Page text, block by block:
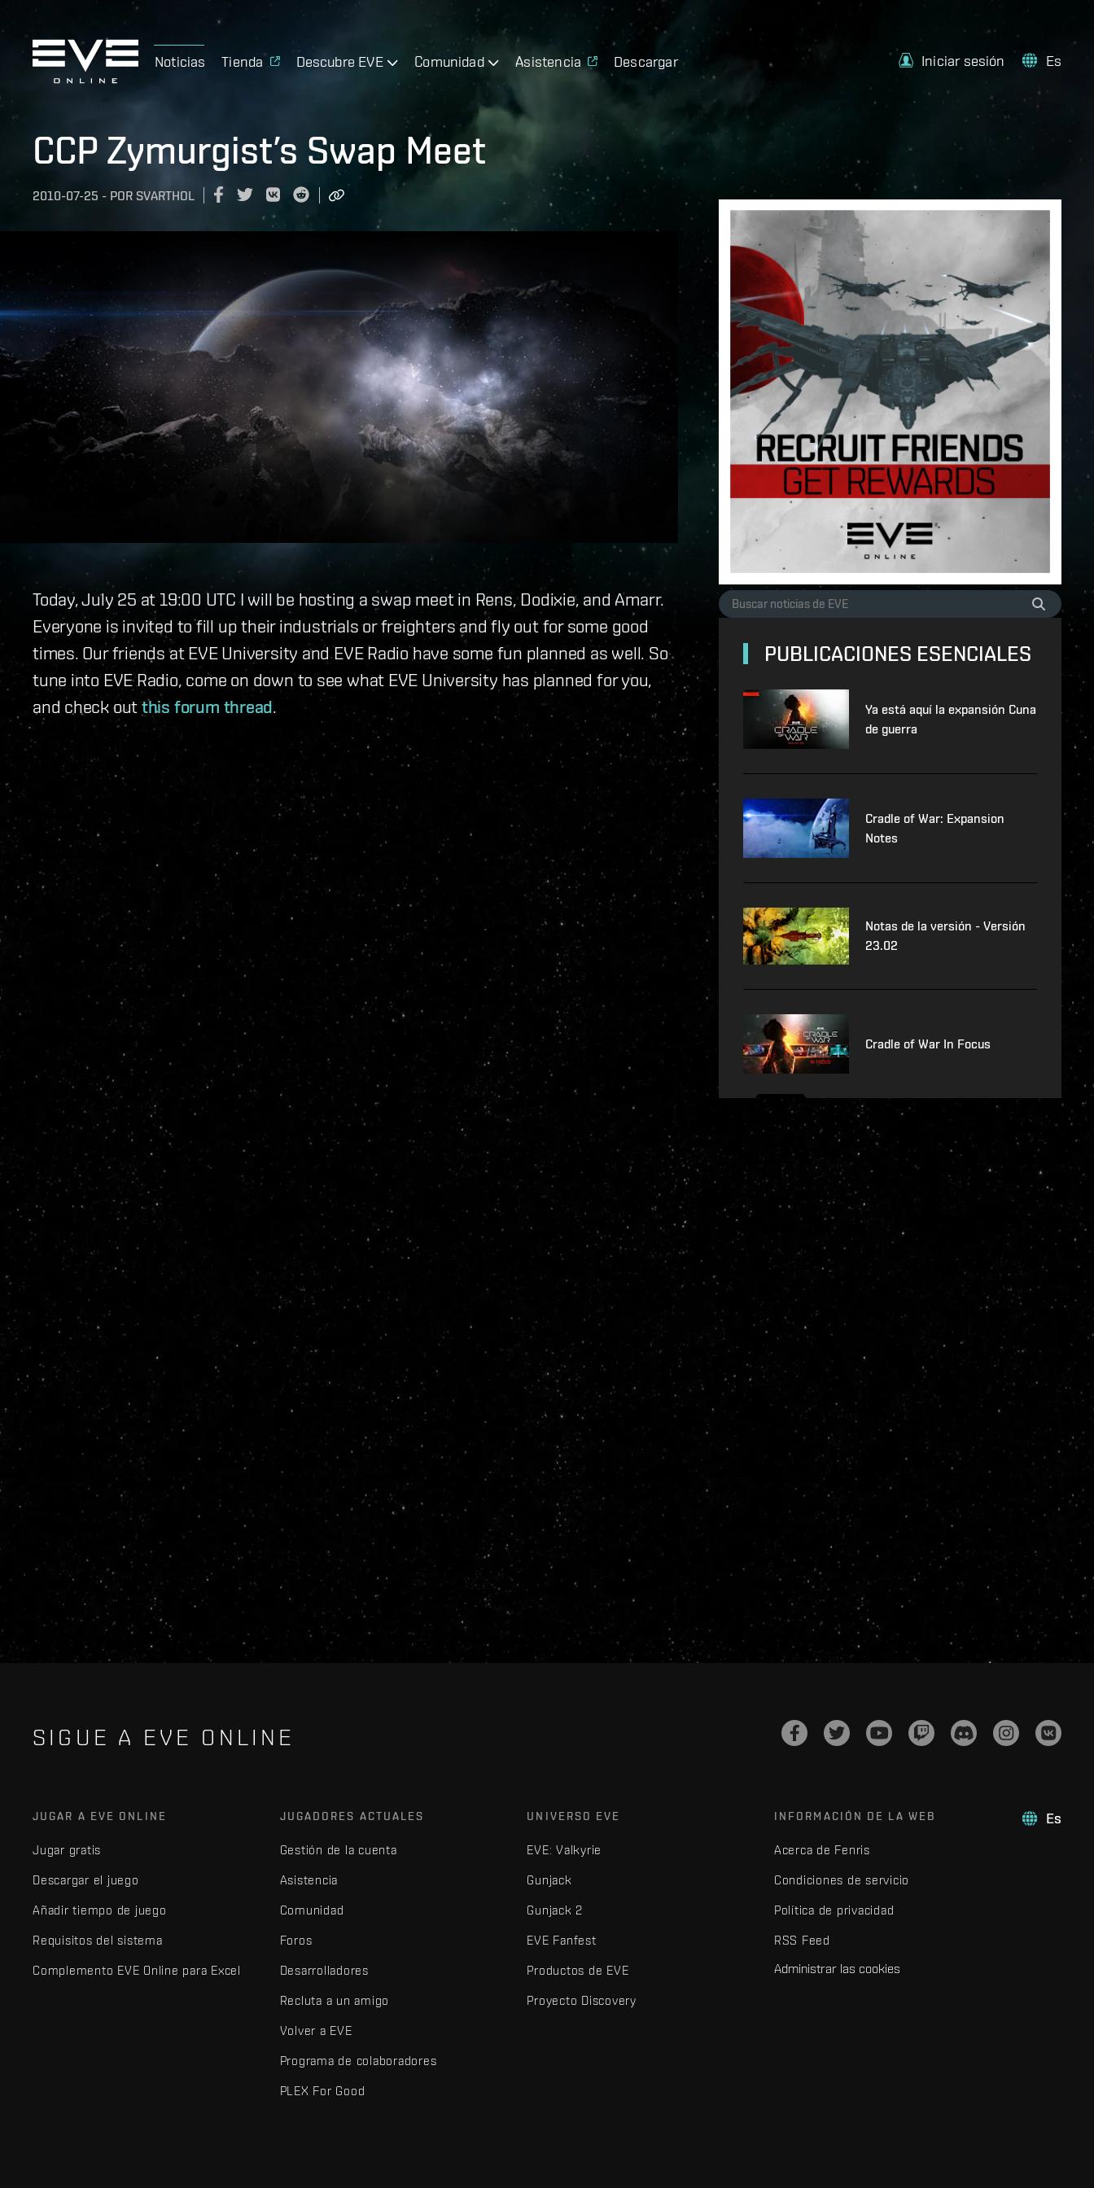
Noticias Tienda Descubre EVE Comunidad Asistencia Descargar Iniciar sesión Es
CCP Zymurgist’s Swap Meet
2010-07-25 - POR SVARTHOL
Today, July 25 at 19:00 UTC I will be hosting a swap meet in Rens, Dodixie, and Amarr.
Everyone is invited to fill up their industrials or freighters and fly out for some good
times. Our friends at EVE University and EVE Radio have some fun planned as well. So
tune into EVE Radio, come on down to see what EVE University has planned for you,
and check out this forum thread.
PUBLICACIONES ESENCIALES
Ya está aquí la expansión Cuna
de guerra
Cradle of War: Expansion
Notes
Notas de la versión - Versión
23.02
Cradle of War In Focus
SIGUE A EVE ONLINE
Es
JUGAR A EVE ONLINE
Jugar gratis
Descargar el juego
Añadir tiempo de juego
Requisitos del sistema
Complemento EVE Online para Excel
JUGADORES ACTUALES
Gestión de la cuenta
Asistencia
Comunidad
Foros
Desarrolladores
Recluta a un amigo
Volver a EVE
Programa de colaboradores
PLEX For Good
UNIVERSO EVE
EVE: Valkyrie
Gunjack
Gunjack 2
EVE Fanfest
Productos de EVE
Proyecto Discovery
INFORMACIÓN DE LA WEB
Acerca de Fenris
Condiciones de servicio
Política de privacidad
RSS Feed
Administrar las cookies